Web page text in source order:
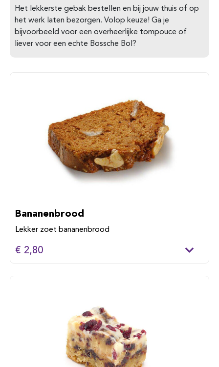
Het lekkerste gebak bestellen en bij jouw thuis of op
het werk laten bezorgen. Volop keuze! Ga je
bijvoorbeeld voor een overheerlijke tompouce of
liever voor een echte Bossche Bol?
Bananenbrood
Lekker zoet bananenbrood
€ 2,80